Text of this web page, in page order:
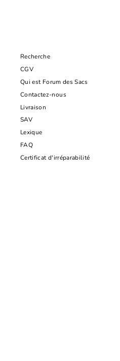
Recherche
CGV
Qui est Forum des Sacs
Contactez-nous
Livraison
SAV
Lexique
FAQ
Certificat d'irréparabilité